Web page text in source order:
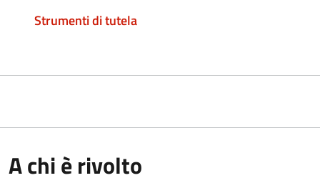
Strumenti di tutela
A chi è rivolto